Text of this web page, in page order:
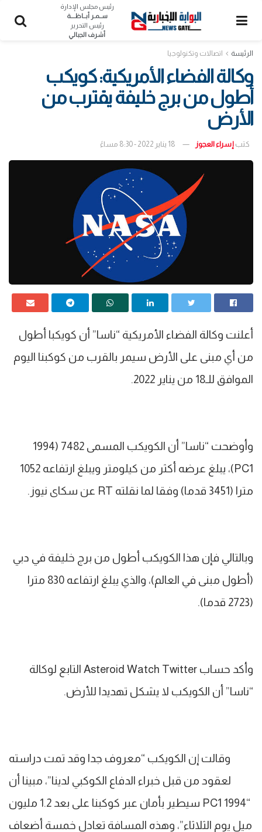
رئيس مجلس الإدارة
ســمـر أبــاظــــة
رئيس التحرير
أشرف الجبالي
الرئيسة اتصالات وتكنولوجيا
وكالة الفضاء الأمريكية: كويكب
أطول من برج خليفة يقترب من
الأرض
كتب إسراء العجوز 18 يناير 2022 - 8:30 مساءً
أعلنت وكالة الفضاء الأمريكية “ناسا” أن كويكبا أطول
من أي مبنى على الأرض سيمر بالقرب من كوكبنا اليوم
الموافق للـ18 من يناير 2022.
وأوضحت “ناسا” أن الكويكب المسمى 7482 (1994
PC1)، يبلغ عرضه أكثر من كيلومتر ويبلغ ارتفاعه 1052
مترا (3451 قدما) وفقا لما نقلته RT عن سكاى نيوز.
وبالتالي فإن هذا الكويكب أطول من برج خليفة في دبي
(أطول مبنى في العالم)، والذي يبلغ ارتفاعه 830 مترا
(2723 قدما).
وأكد حساب Asteroid Watch Twitter التابع لوكالة
“ناسا” أن الكويكب لا يشكل تهديدا للأرض.
وقالت إن الكويكب “معروف جدا وقد تمت دراسته
لعقود من قبل خبراء الدفاع الكوكبي لدينا”، مبينا أن
“1994 PC1 سيطير بأمان عبر كوكبنا على بعد 1.2 مليون
ميل يوم الثلاثاء”، وهذه المسافة تعادل خمسة أضعاف